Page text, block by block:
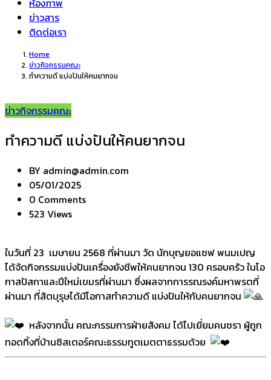
ห้องภาพ
ข่าวสาร
ติดต่อเรา
Home
ข่าวกิจกรรมคณะ
ทำความดี แบ่งปันให้คนยากจน
ข่าวกิจกรรมคณะ
ทำความดี แบ่งปันให้คนยากจน
BY admin@admin.com
05/01/2025
0 Comments
523 Views
ในวันที่ 23 เมษายน 2568 ที่ผ่านมา วัด นักบุญยอแซฟ พนมเปญ
ได้จัดกิจกรรมแบ่งปันเครื่องยังชีพให้คนยากจน 130 ครอบครัว ในโอ
กาสปัสกาและปีใหม่เขมรที่ผ่านมา ซึ่งผลจากการรณรงค์มหาพรตที่
ผ่านมา ที่สัตบุรุษได้มีโอกาสทำความดี แบ่งปันให้กับคนยากจน
หลังจากนั้น คณะกรรมการฝ่ายสังคม ได้ไปเยี่ยมคนชรา ผู้ถูก
ทอดทิ้งที่บ้านซิสเตอร์คณะธรรมทูตเมตตาธรรมด้วย